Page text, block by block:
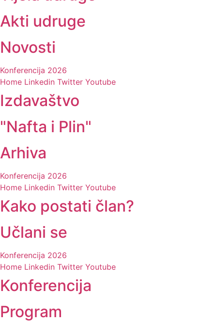
Akti udruge
Novosti
Konferencija 2026
Home Linkedin Twitter Youtube
Izdavaštvo
"Nafta i Plin"
Arhiva
Konferencija 2026
Home Linkedin Twitter Youtube
Kako postati član?
Učlani se
Konferencija 2026
Home Linkedin Twitter Youtube
Konferencija
Program